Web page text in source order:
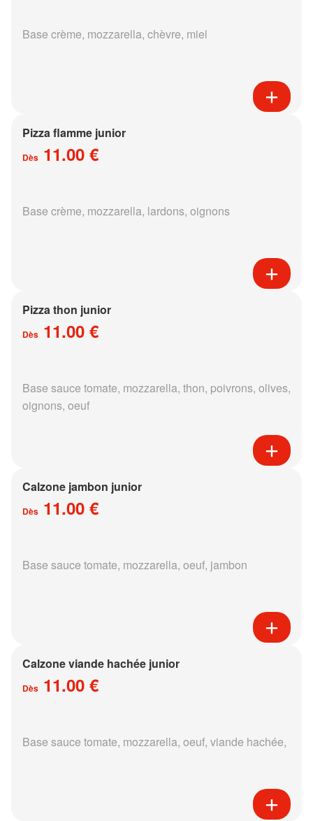
Base crème, mozzarella, chèvre, miel
Pizza flamme junior
Dès 11.00 €
Base crème, mozzarella, lardons, oignons
Pizza thon junior
Dès 11.00 €
Base sauce tomate, mozzarella, thon, poivrons, olives,
oignons, oeuf
Calzone jambon junior
Dès 11.00 €
Base sauce tomate, mozzarella, oeuf, jambon
Calzone viande hachée junior
Dès 11.00 €
Base sauce tomate, mozzarella, oeuf, viande hachée,